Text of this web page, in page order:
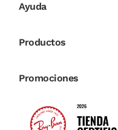
Ayuda
Productos
Promociones